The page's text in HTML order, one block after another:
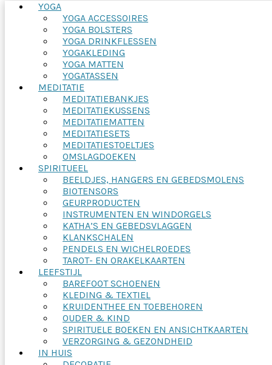
YOGA
YOGA ACCESSOIRES
YOGA BOLSTERS
YOGA DRINKFLESSEN
YOGAKLEDING
YOGA MATTEN
YOGATASSEN
MEDITATIE
MEDITATIEBANKJES
MEDITATIEKUSSENS
MEDITATIEMATTEN
MEDITATIESETS
MEDITATIESTOELTJES
OMSLAGDOEKEN
SPIRITUEEL
BEELDJES, HANGERS EN GEBEDSMOLENS
BIOTENSORS
GEURPRODUCTEN
INSTRUMENTEN EN WINDORGELS
KATHA’S EN GEBEDSVLAGGEN
KLANKSCHALEN
PENDELS EN WICHELROEDES
TAROT- EN ORAKELKAARTEN
LEEFSTIJL
BAREFOOT SCHOENEN
KLEDING & TEXTIEL
KRUIDENTHEE EN TOEBEHOREN
OUDER & KIND
SPIRITUELE BOEKEN EN ANSICHTKAARTEN
VERZORGING & GEZONDHEID
IN HUIS